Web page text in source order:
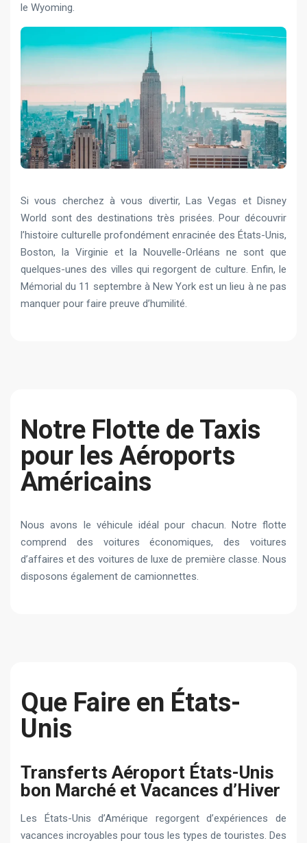
le Wyoming.
Si vous cherchez à vous divertir, Las Vegas et Disney
World sont des destinations très prisées. Pour découvrir
l’histoire culturelle profondément enracinée des États-Unis,
Boston, la Virginie et la Nouvelle-Orléans ne sont que
quelques-unes des villes qui regorgent de culture. Enfin, le
Mémorial du 11 septembre à New York est un lieu à ne pas
manquer pour faire preuve d’humilité.
Notre Flotte de Taxis
pour les Aéroports
Américains
Nous avons le véhicule idéal pour chacun. Notre flotte
comprend des voitures économiques, des voitures
d’affaires et des voitures de luxe de première classe. Nous
disposons également de camionnettes.
Que Faire en États-
Unis
Transferts Aéroport États-Unis
bon Marché et Vacances d’Hiver
Les États-Unis d’Amérique regorgent d’expériences de
vacances incroyables pour tous les types de touristes. Des